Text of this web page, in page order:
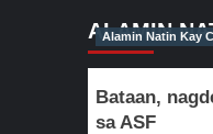
ALAMIN
Alamin Natin Kay
Bataan,
sa ASF